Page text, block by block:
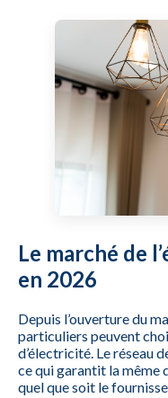
Le marché de
en 2026
Depuis l’ouverture du
particuliers peuvent
d’électricité. Le réseau
ce qui garantit la même
quel que soit le